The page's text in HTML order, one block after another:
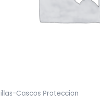
Cascos Proteccion